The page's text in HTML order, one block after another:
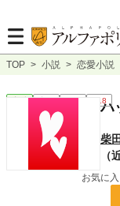
TOP > 小説 > 恋愛小説
完結 短編 R18ハ
柴田
（
お気に